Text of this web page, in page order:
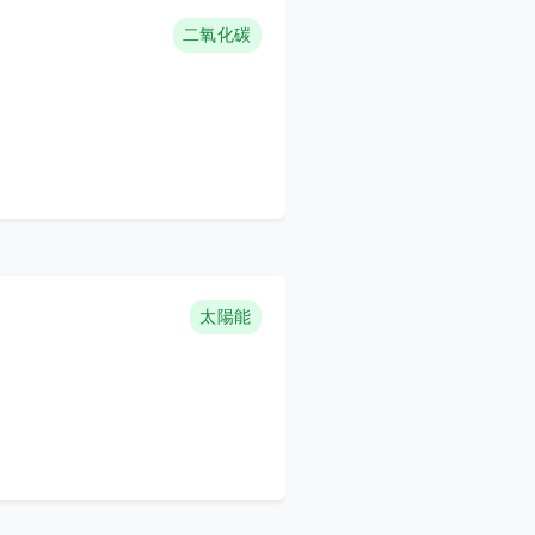
二氧化碳
太陽能